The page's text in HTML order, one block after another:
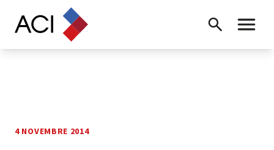
Skip to content
Recherche
Menu
4 NOVEMBRE 2014